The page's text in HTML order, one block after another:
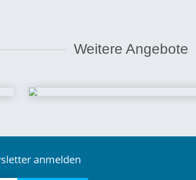
Weitere Angebote
anmelden